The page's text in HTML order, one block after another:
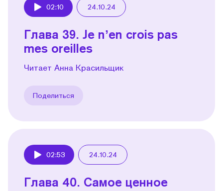
02:10 24.10.24
Глава 39. Je nʼen crois pas
mes oreilles
Читает Анна Красильщик
Поделиться
02:53 24.10.24
Глава 40. Самое ценное